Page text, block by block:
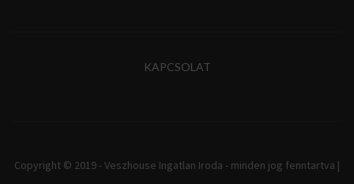
KAPCSOLAT
Copyright © 2019 - Veszhouse Ingatlan Iroda - minden jog fenntartva |